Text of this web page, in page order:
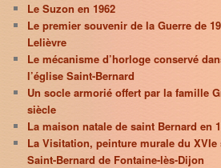
Le Suzon en 1962
Le premier souvenir de la Guerre de
Lelièvre
Le mécanisme d’horloge conservé
l’église Saint-Bernard
Un socle armorié offert par la famille
siècle
La maison natale de saint Bernard en
La Visitation, peinture murale du XVIe
Saint-Bernard de Fontaine-lès-Dijon